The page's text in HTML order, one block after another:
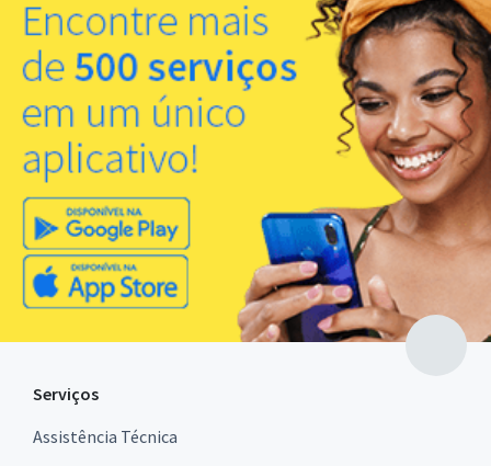
Serviços
Assistência Técnica